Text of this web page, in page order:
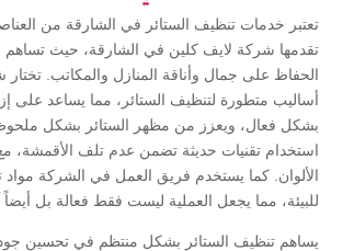
تعتبر خدمات تنظيف الستائر في الشارقة من
تقدمها شركة لايف كلين في الشارقة، حيث
الحفاظ على جمال وأناقة المنازل والمكاتب.
أساليب متطورة لتنظيف الستائر، مما يساعد على
بشكل فعال، ويعزز من مظهر الستائر بشكل
استخدام تقنيات حديثة تضمن عدم تلف الأقمشة،
الألوان. كما يستخدم فريق العمل في الشركة
للبيئة، مما يجعل العملية ليست فقط فعالة بل أيضاً
يساهم تنظيف الستائر بشكل منتظم في تحسين